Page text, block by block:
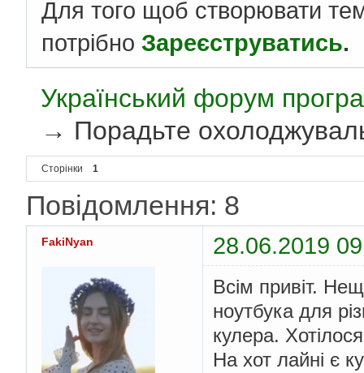
Для того щоб створювати
потрібно Зареєструватись.
Український форум
→ Порадьте
Сторінки 1
Повідомлення: 8
FakiNyan 28.06.2019
Всім привіт.
ноутбука для
кулера.
На хот лайні є